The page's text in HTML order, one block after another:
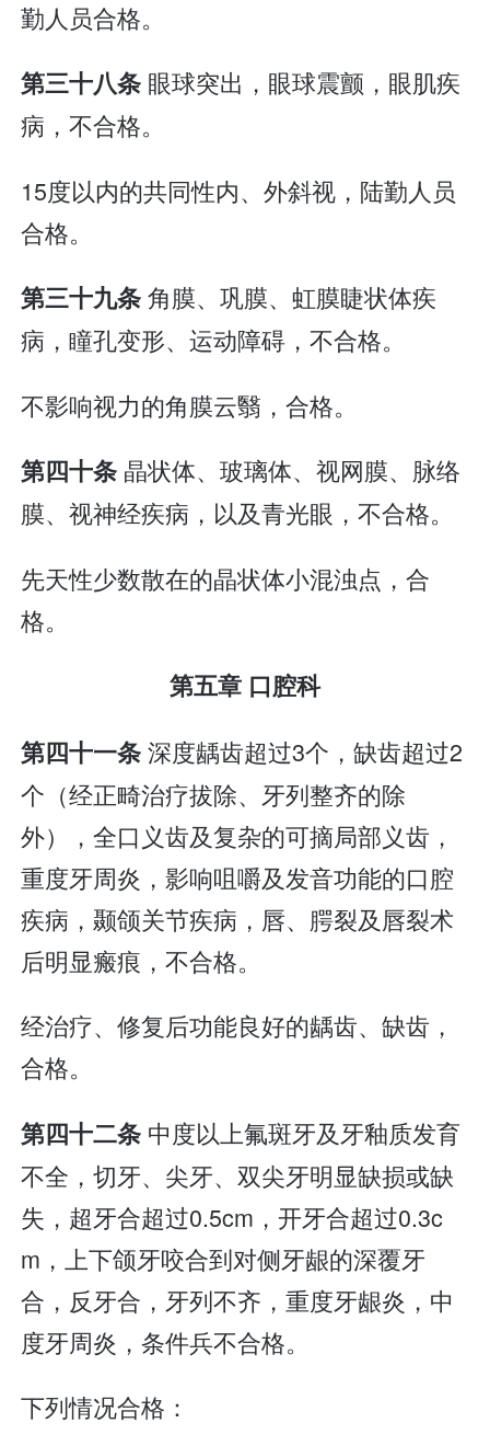
勤人员合格。
第三十八条 眼球突出，眼球震颤，眼肌疾
病，不合格。
15度以内的共同性内、外斜视，陆勤人员
合格。
第三十九条角膜、巩膜、虹膜睫状体疾
病，瞳孔变形、运动障碍，不合格。
不影响视力的角膜云翳，合格。
第四十条 晶状体、玻璃体、视网膜、脉络
膜、视神经疾病，以及青光眼，不合格。
先天性少数散在的晶状体小混浊点，合
格。
第五章 口腔科
第四十一条深度龋齿超过3个，缺齿超过2
个（经正畸治疗拔除、牙列整齐的除
外），全口义齿及复杂的可摘局部义齿，
重度牙周炎，影响咀嚼及发音功能的口腔
疾病，颞颌关节疾病，唇、腭裂及唇裂术
后明显瘢痕，不合格。
经治疗、修复后功能良好的龋齿、缺齿，
合格。
第四十二条 中度以上氟斑牙及牙釉质发育
不全，切牙、尖牙、双尖牙明显缺损或缺
失，超牙合超过0.5cm，开牙合超过0.3c
m，上下颌牙咬合到对侧牙龈的深覆牙
合，反牙合，牙列不齐，重度牙龈炎，中
度牙周炎，条件兵不合格。
下列情况合格：